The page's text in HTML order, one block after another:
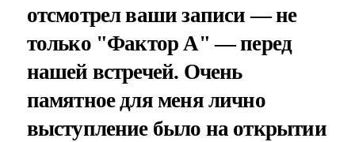
отсмотрел ваши записи — не
только "Фактор А" — перед
нашей встречей. Очень
памятное для меня лично
выступление было на открытии